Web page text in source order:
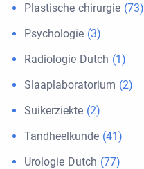
Plastische chirurgie (73)
Psychologie (3)
Radiologie Dutch (1)
Slaaplaboratorium (2)
Suikerziekte (2)
Tandheelkunde (41)
Urologie Dutch (77)